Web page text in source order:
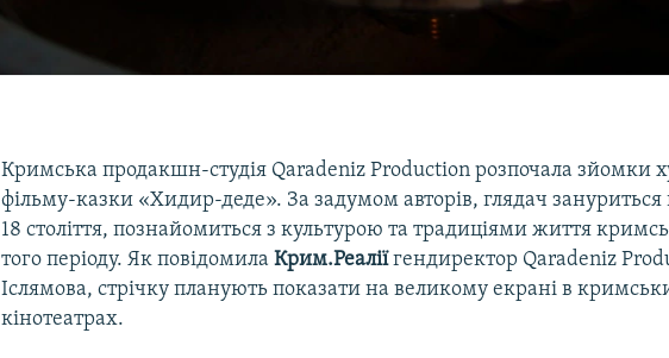
Кримська продакшн-студія Qaradeniz Production розпочала зйомки
фільму-казки «Хидир-деде». За задумом авторів, глядач зануриться
18 століття, познайомиться з культурою та традиціями життя
того періоду. Як повідомила Крим.Реаліїгендиректор Qaradeniz
Іслямова, стрічку планують показати на великому екрані в
кінотеатрах.